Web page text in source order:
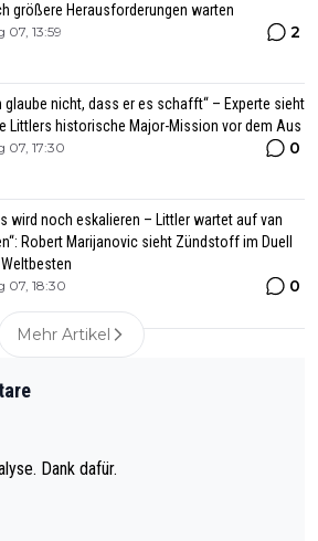
größere Herausforderungen warten
07, 13:59 2
glaube nicht, dass er es schafft“ – Experte sieht
Littlers historische Major-Mission vor dem Aus
07, 17:30 0
wird noch eskalieren – Littler wartet auf van
Robert Marijanovic sieht Zündstoff im Duell
07, 18:30 0
Mehr Artikel
Dank dafür.